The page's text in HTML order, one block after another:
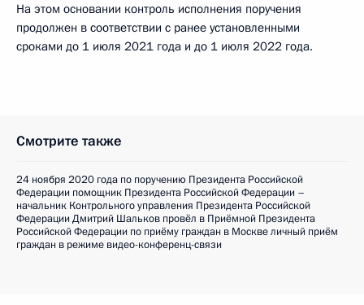
На этом основании контроль исполнения поручения
продолжен в соответствии с ранее установленными
сроками до 1 июля 2021 года и до 1 июля 2022 года.
Смотрите также
24 ноября 2020 года по поручению Президента Российской
Федерации помощник Президента Российской Федерации –
начальник Контрольного управления Президента Российской
Федерации Дмитрий Шальков провёл в Приёмной Президента
Российской Федерации по приёму граждан в Москве личный приём
граждан в режиме видео-конференц-связи